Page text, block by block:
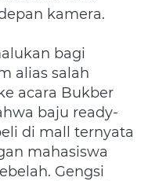
kamera.
bagi
alias salah
acara Bukber
baju ready-
di mall ternyata
mahasiswa
Gengsi